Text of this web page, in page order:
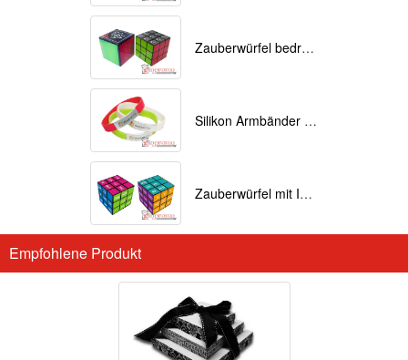
Zauberwürfel bedrucken als Werbeartikel
Silikon Armbänder mit Ihrem Logo bedruckt
Zauberwürfel mit Ihrem Motiv
Empfohlene Produkt